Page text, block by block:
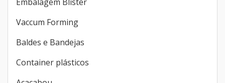
Frascos para embalagem
Tampas para embalagens plásticas
Embalagem Blister
Vaccum Forming